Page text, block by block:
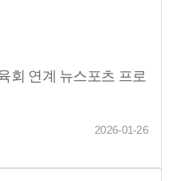
회 연계 뉴스포츠 프로
2026-01-26